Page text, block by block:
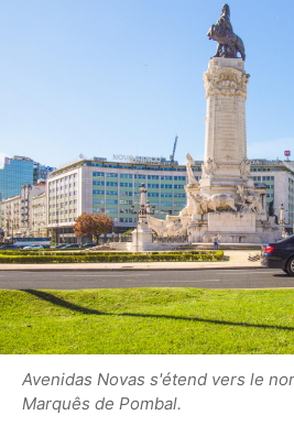
Avenidas Novas s'étend vers le
Marquês de Pombal.